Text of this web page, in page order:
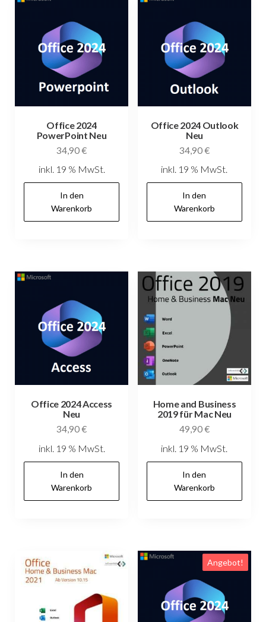
Office 2024
PowerPoint Neu
34,90€
inkl. 19 % MwSt.
In den
Warenkorb
Office 2024 Outlook
Neu
34,90€
inkl. 19 % MwSt.
In den
Warenkorb
Office 2024 Access
Neu
34,90€
inkl. 19 % MwSt.
In den
Warenkorb
Home and Business
2019 für Mac Neu
49,90€
inkl. 19 % MwSt.
In den
Warenkorb
Angebot!